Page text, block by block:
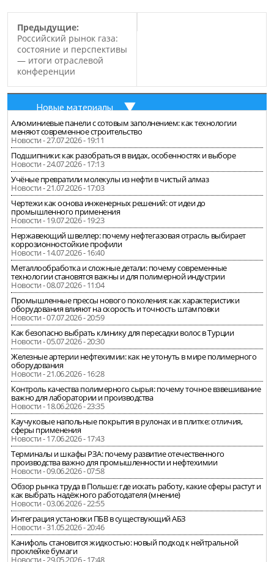
Предыдущие:
Российский рынок газа:
состояние и перспективы
— итоги отраслевой
конференции
Новые материалы
Алюминиевые панели с сотовым заполнением: как технологии
меняют современное строительство
Новости - 27.07.2026 - 19:11
Подшипники: как разобраться в видах, особенностях и выборе
Новости - 24.07.2026 - 17:13
Учёные превратили молекулы из нефти в чистый алмаз
Новости - 21.07.2026 - 17:03
Чертежи как основа инженерных решений: от идеи до
промышленного применения
Новости - 19.07.2026 - 19:23
Нержавеющий швеллер: почему нефтегазовая отрасль выбирает
коррозионностойкие профили
Новости - 14.07.2026 - 16:40
Металлообработка и сложные детали: почему современные
технологии становятся важны и для полимерной индустрии
Новости - 08.07.2026 - 11:04
Промышленные прессы нового поколения: как характеристики
оборудования влияют на скорость и точность штамповки
Новости - 07.07.2026 - 20:59
Как безопасно выбрать клинику для пересадки волос в Турции
Новости - 05.07.2026 - 20:30
Железные артерии нефтехимии: как не утонуть в мире полимерного
оборудования
Новости - 21.06.2026 - 16:28
Контроль качества полимерного сырья: почему точное взвешивание
важно для лаборатории и производства
Новости - 18.06.2026 - 23:35
Каучуковые напольные покрытия в рулонах и в плитке: отличия,
сферы применения
Новости - 17.06.2026 - 17:43
Терминалы и шкафы РЗА: почему развитие отечественного
производства важно для промышленности и нефтехимии
Новости - 09.06.2026 - 07:58
Обзор рынка труда в Польше: где искать работу, какие сферы растут и
как выбрать надёжного работодателя (мнение)
Новости - 03.06.2026 - 22:55
Интеграция установки ПБВ в существующий АБЗ
Новости - 31.05.2026 - 20:46
Канифоль становится жидкостью: новый подход к нейтральной
проклейке бумаги
Новости - 29.05.2026 - 17:48